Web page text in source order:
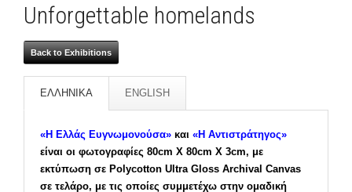
Unforgettable homelands
Back to Exhibitions
ΕΛΛΗΝΙΚΑ ENGLISH
«Η Ελλάς Ευγνωμονούσα» και «Η Αντιστράτηγος»
είναι οι φωτογραφίες 80cm X 80cm X 3cm, με
εκτύπωση σε Polycotton Ultra Gloss Archival Canvas
σε τελάρο, με τις οποίες συμμετέχω στην ομαδική